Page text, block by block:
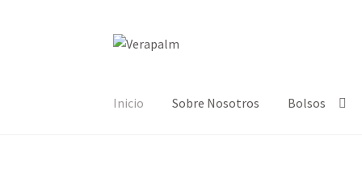
Inicio Sobre Nosotros Bolsos